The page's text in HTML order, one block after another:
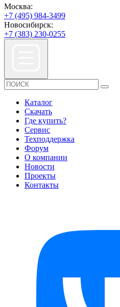
Москва:
+7 (495) 984-3499
Новосибирск:
+7 (383) 230-0255
Каталог
Скачать
Где купить?
Сервис
Техподдержка
Форум
О компании
Новости
Проекты
Контакты